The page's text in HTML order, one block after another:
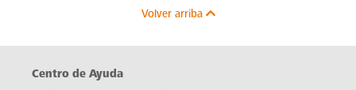
Volver arriba
Centro de Ayuda